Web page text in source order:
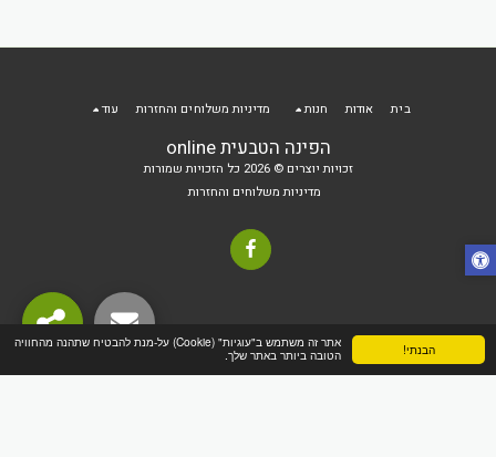
הבנתי!
אתר זה משתמש ב"עוגיות" (Cookie) על-מנת להבטיח שתהנה מהחוויה
הטובה ביותר באתר שלך.
הפינה הטבעית online
זכויות יוצרים © 2026 כל הזכויות שמורות
מדיניות משלוחים והחזרות
בית אודות חנות מדיניות משלוחים והחזרות עוד